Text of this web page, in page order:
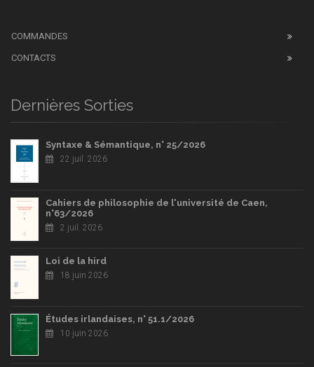
COMMANDES
CONTACTS
Dernières Sorties
Syntaxe & Sémantique, n° 25/2026
22 juil. 2026
Cahiers de philosophie de l'université de Caen,
n°63/2026
2 juil. 2026
Loi de la hird
18 juin 2026
Études irlandaises, n° 51.1/2026
10 juin 2026